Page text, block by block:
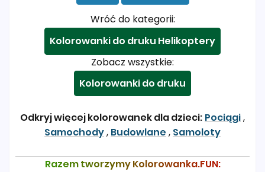
Wróć do kategorii:
Kolorowanki do druku Helikoptery
Zobacz wszystkie:
Kolorowanki do druku
Odkryj więcej kolorowanek dla dzieci: Pociągi,
Samochody, Budowlane , Samoloty
Razem tworzymy Kolorowanka.FUN: